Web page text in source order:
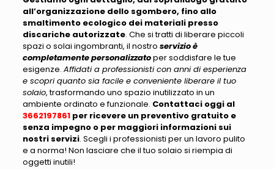
all’organizzazione dello sgombero, fino allo
smaltimento ecologico dei materiali presso
discariche autorizzate. Che si tratti di liberare piccoli
spazi o solai ingombranti, il nostro servizio è
completamente personalizzatoper soddisfare le tue
esigenze. Affidati a professionisti con anni di esperienza
e scopri quanto sia facile e conveniente liberare il tuo
solaio, trasformando uno spazio inutilizzato in un
ambiente ordinato e funzionale. Contattaci oggi al
3662197861 per ricevere un preventivo gratuito e
senza impegno o per maggiori informazioni sui
nostri servizi. Scegli i professionisti per un lavoro pulito
e a norma! Non lasciare che il tuo solaio si riempia di
oggetti inutili!